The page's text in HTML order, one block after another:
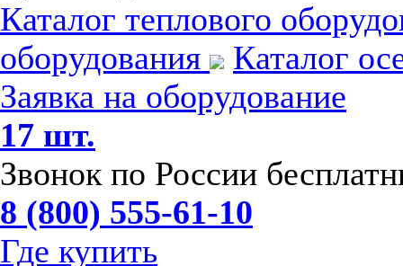
Каталог теплового
оборудования
Каталог
Заявка на оборудование
17 шт.
Звонок по России
8 (800) 555-61-10
Где купить